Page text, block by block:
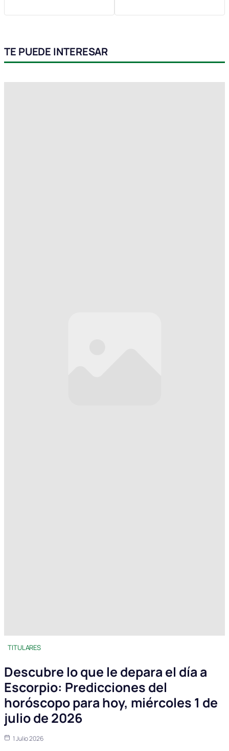
TE PUEDE INTERESAR
TITULARES
Descubre lo que le depara el día a
Escorpio: Predicciones del
horóscopo para hoy, miércoles 1 de
julio de 2026
1 Julio 2026